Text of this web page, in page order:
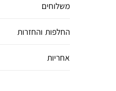
משלוחים
החלפות והחזרות
אחריות